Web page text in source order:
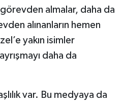
almalar, daha da
alınanların hemen
yakın isimler
daha da
var. Bu medyaya da